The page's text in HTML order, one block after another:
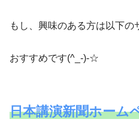
もし、興味のある方は以下の
おすすめです(^_-)-☆
日本講演新聞ホーム